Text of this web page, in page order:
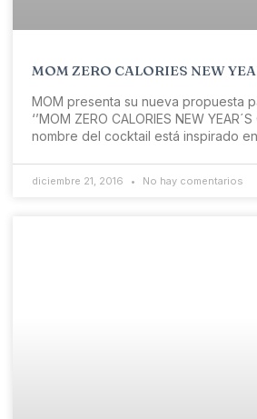
MOM ZERO CALORIES NEW
MOM presenta su nueva propuesta
‘’MOM ZERO CALORIES NEW
nombre del cocktail está inspirado
diciembre 21, 2016 No hay comentarios